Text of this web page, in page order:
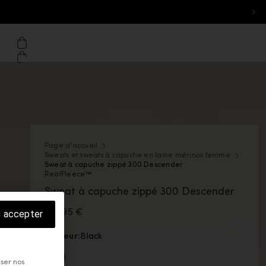
de eu.icebreaker.com
- Desktop: Belgique
Panier
Page d'accueil
Sweats et sweats à capuche en laine mérinos femme
Sweat à capuche zippé 300 Descender
RealFleece™
Sweat à capuche zippé 300 Descender
199,95 €
Couleur: Black
La couleur Black est disponible
nos
accepter